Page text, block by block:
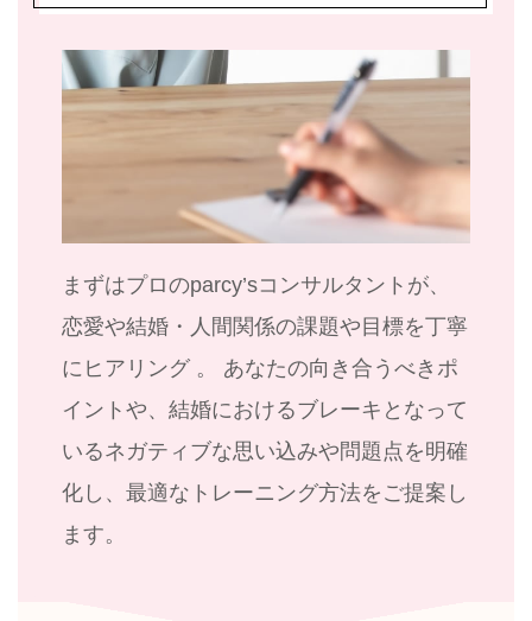
まずはプロのparcy’sコンサルタントが、
恋愛や結婚・人間関係の課題や目標を丁寧
にヒアリング 。 あなたの向き合うべきポ
イントや、結婚におけるブレーキとなって
いるネガティブな思い込みや問題点を明確
化し、最適なトレーニング方法をご提案し
ます。